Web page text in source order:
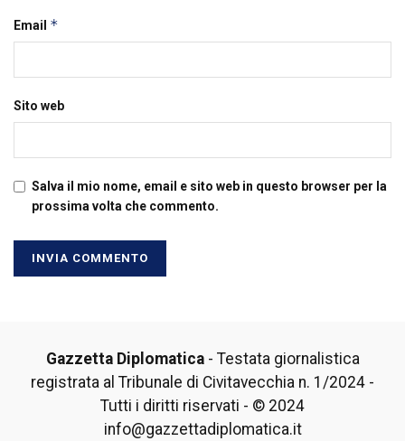
Email *
Sito web
Salva il mio nome, email e sito web in questo browser per la
prossima volta che commento.
Gazzetta Diplomatica- Testata giornalistica
registrata al Tribunale di Civitavecchia n. 1/2024 -
Tutti i diritti riservati - © 2024
info@gazzettadiplomatica.it